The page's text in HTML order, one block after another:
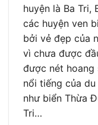
huyện là Ba Tri,
các huyện ven
bởi vẻ đẹp của
vì chưa được
được nét hoang
nổi tiếng của
như biển Thừa
Tri…